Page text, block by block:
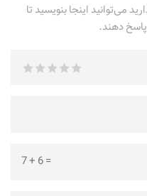
می‌توانید اینجا بنویسید تا
دهند.
=
6
+
7